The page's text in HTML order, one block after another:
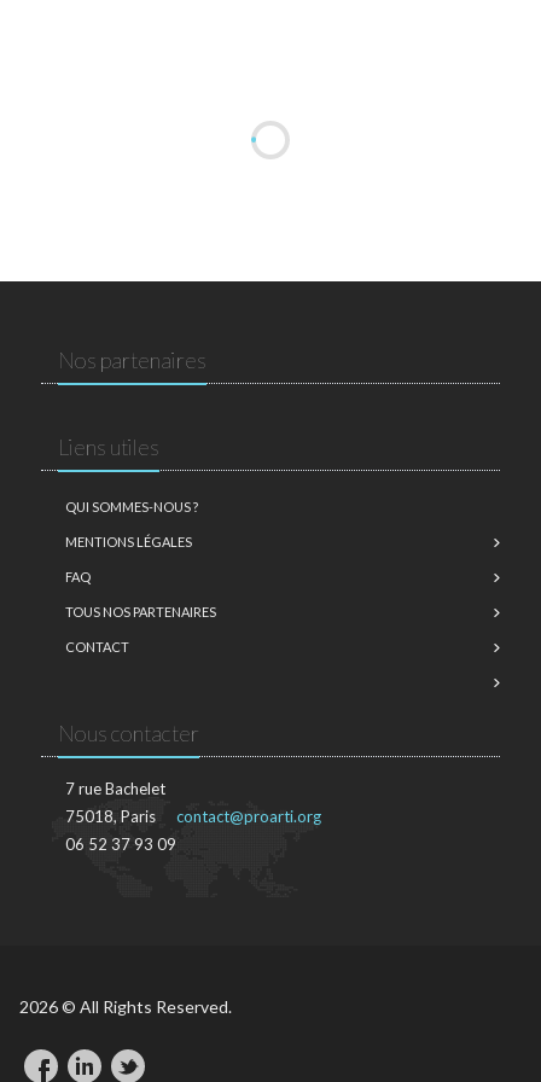
Nos partenaires
Liens utiles
QUI SOMMES-NOUS ?
MENTIONS LÉGALES
FAQ
TOUS NOS PARTENAIRES
CONTACT
Nous contacter
7 rue Bachelet
75018, Paris
06 52 37 93 09
contact@proarti.org
2026 © All Rights Reserved.